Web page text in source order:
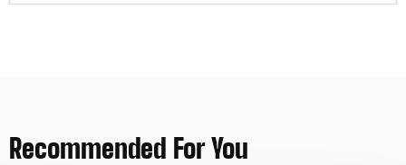
Recommended For You